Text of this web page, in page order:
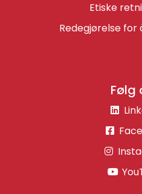
Etiske
Redegjørelse
Følg